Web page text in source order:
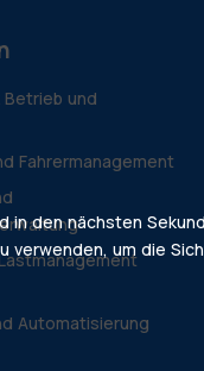
und
Fahrermanagement
Automatisierung
in den nächsten
verwenden, um die